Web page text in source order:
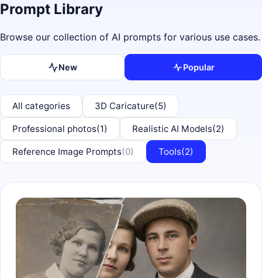
Prompt Library
Browse our collection of AI prompts for various use cases.
New Popular
All categories 3D Caricature(5)
Professional photos(1) Realistic AI Models(2)
Reference Image Prompts(0) Tools(2)